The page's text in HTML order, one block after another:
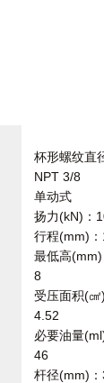
杯形螺纹直
NPT 3/8
单动式
扬力(kN)：
行程(mm)
最低高
8
受压面积(㎠
4.52
必要油量
46
杆径(mm)